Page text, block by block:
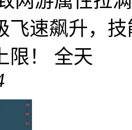
飞速飙升，
限！ 全天